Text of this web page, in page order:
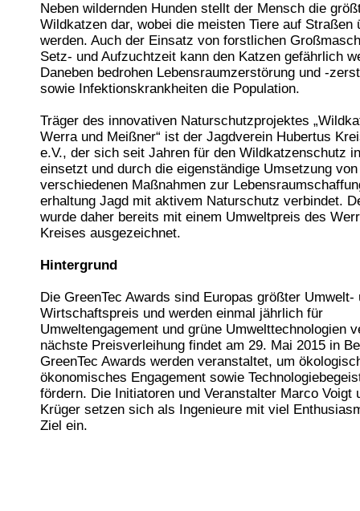
Neben wildernden Hunden stellt der Mensch die
Wildkatzen dar, wobei die meisten Tiere auf Straßen
werden. Auch der Einsatz von forstlichen
Setz- und Aufzuchtzeit kann den Katzen gefährlich
Daneben bedrohen Lebensraumzerstörung und -
sowie Infektionskrankheiten die Population.
Träger des innovativen Naturschutzprojektes
Werra und Meißner“ ist der Jagdverein Hubertus
e.V., der sich seit Jahren für den Wildkatzenschutz
einsetzt und durch die eigenständige Umsetzung von
verschiedenen Maßnahmen zur
erhaltung Jagd mit aktivem Naturschutz verbindet.
wurde daher bereits mit einem Umweltpreis des
Kreises ausgezeichnet.
Hintergrund
Die GreenTec Awards sind Europas größter Umwelt-
Wirtschaftspreis und werden einmal jährlich für
Umweltengagement und grüne Umwelttechnologien
nächste Preisverleihung findet am 29. Mai 2015 in
GreenTec Awards werden veranstaltet, um
ökonomisches Engagement sowie
fördern. Die Initiatoren und Veranstalter Marco Voigt
Krüger setzen sich als Ingenieure mit viel
Ziel ein.